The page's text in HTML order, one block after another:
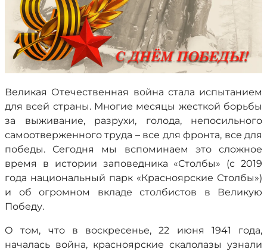
Великая Отечественная война стала испытанием
для всей страны. Многие месяцы жесткой борьбы
за выживание, разрухи, голода, непосильного
самоотверженного труда – все для фронта, все для
победы. Сегодня мы вспоминаем это сложное
время в истории заповедника «Столбы» (с 2019
года национальный парк «Красноярские Столбы»)
и об огромном вкладе столбистов в Великую
Победу.
О том, что в воскресенье, 22 июня 1941 года,
началась война, красноярские скалолазы узнали